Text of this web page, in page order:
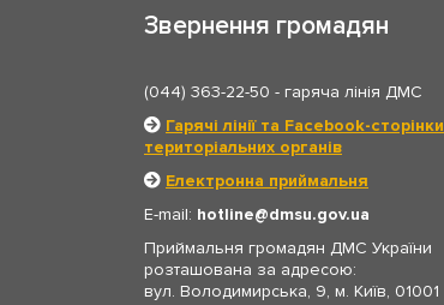
Звернення громадян
(044) 363-22-50 - гаряча лінія ДМС
Гарячі лінії та Facebook-сторінки
територіальних органів
Електронна приймальня
E-mail: hotline
dmsu.gov.ua
Приймальня громадян ДМС України
розташована за адресою:
вул. Володимирська, 9, м. Київ, 01001